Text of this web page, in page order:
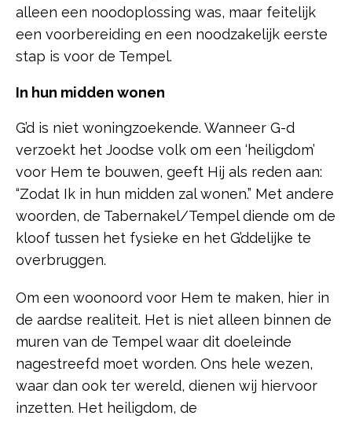
alleen een noodoplossing was, maar feitelijk
een voorbereiding en een noodzakelijk eerste
stap is voor de Tempel.
In hun midden wonen
G’d is niet woningzoekende. Wanneer G-d
verzoekt het Joodse volk om een ‘heiligdom’
voor Hem te bouwen, geeft Hij als reden aan:
“Zodat Ik in hun midden zal wonen.” Met andere
woorden, de Tabernakel/Tempel diende om de
kloof tussen het fysieke en het G’ddelijke te
overbruggen.
Om een woonoord voor Hem te maken, hier in
de aardse realiteit. Het is niet alleen binnen de
muren van de Tempel waar dit doeleinde
nagestreefd moet worden. Ons hele wezen,
waar dan ook ter wereld, dienen wij hiervoor
inzetten. Het heiligdom, de